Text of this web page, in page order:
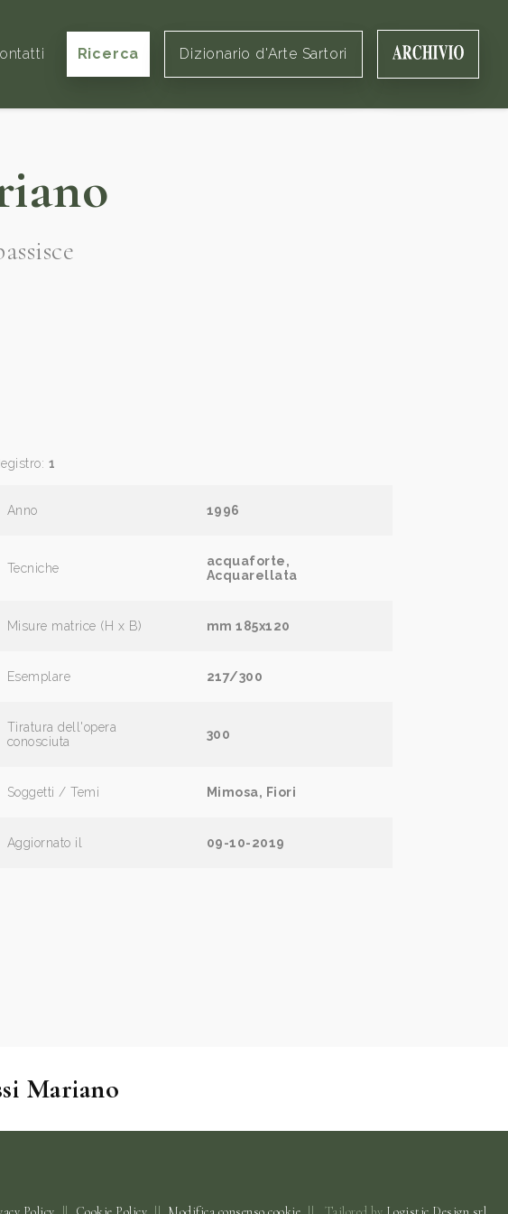
Ricerca Dizionario d'Arte Sartori
1
Anno 1996
Tecniche
acquaforte,
Acquarellata
Misure matrice (H x B) mm 185x120
Esemplare 217/300
Tiratura dell'opera
conosciuta
300
Soggetti / Temi Mimosa, Fiori
Aggiornato il 09-10-2019
Mariano